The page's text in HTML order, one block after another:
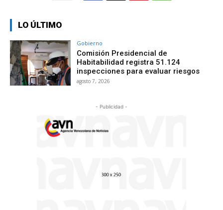
LO ÚLTIMO
Gobierno
Comisión Presidencial de
Habitabilidad registra 51.124
inspecciones para evaluar riesgos
agosto 7, 2026
- Publicidad -